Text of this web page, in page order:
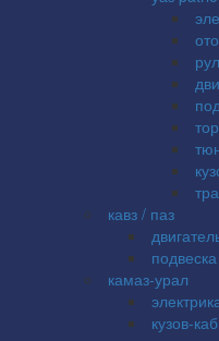
кавз / паз
подвеска
камаз-урал
кузов-